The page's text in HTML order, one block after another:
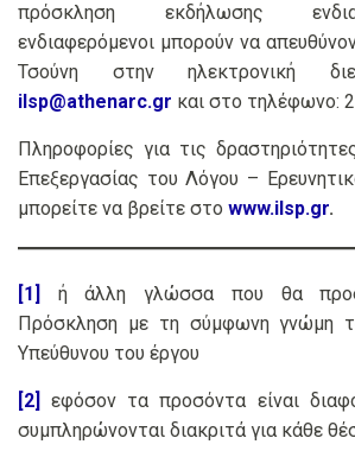
πρόσκληση εκδήλωσης
ενδιαφερόμενοι μπορούν να
Τσούνη στην ηλεκτρονική
ilsp@athenarc.gr και στο τηλέφωνο:
Πληροφορίες για τις
Επεξεργασίας του Λόγου –
μπορείτε να βρείτε στο www.ilsp.gr.
[1]
ή άλλη γλώσσα που θα
Πρόσκληση με τη σύμφωνη γνώμη
Υπεύθυνου του έργου
[2]
εφόσον τα προσόντα είναι
συμπληρώνονται διακριτά για κάθε